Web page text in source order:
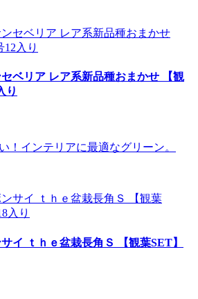
セベリア レア系新品種おまかせ 【観
り
！インテリアに最適なグリーン。
サイ ｔｈｅ盆栽長角Ｓ 【観葉SET】